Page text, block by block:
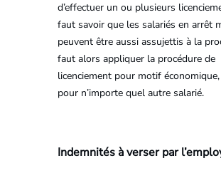
d’effectuer un ou plusieurs
faut savoir que les salariés en arrêt
peuvent être aussi assujettis à la
faut alors appliquer la procédure de
licenciement pour motif
pour n’importe quel autre salarié.
Indemnités à verser par